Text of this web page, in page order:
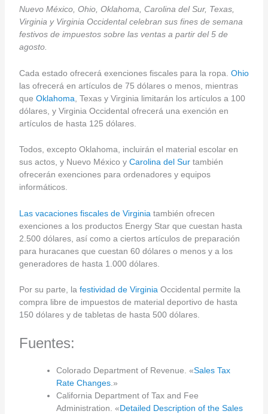
Nuevo México, Ohio, Oklahoma, Carolina del Sur, Texas,
Virginia y Virginia Occidental celebran sus fines de semana
festivos de impuestos sobre las ventas a partir del 5 de
agosto.
Cada estado ofrecerá exenciones fiscales para la ropa. Ohio
las ofrecerá en artículos de 75 dólares o menos, mientras
que Oklahoma , Texas y Virginia limitarán los artículos a 100
dólares, y Virginia Occidental ofrecerá una exención en
artículos de hasta 125 dólares.
Todos, excepto Oklahoma, incluirán el material escolar en
sus actos, y Nuevo México y Carolina del Surtambién
ofrecerán exenciones para ordenadores y equipos
informáticos.
Las vacaciones fiscales de Virginia también ofrecen
exenciones a los productos Energy Star que cuestan hasta
2.500 dólares, así como a ciertos artículos de preparación
para huracanes que cuestan 60 dólares o menos y a los
generadores de hasta 1.000 dólares.
Por su parte, la festividad de Virginia Occidental permite la
compra libre de impuestos de material deportivo de hasta
150 dólares y de tabletas de hasta 500 dólares.
Fuentes:
Colorado Department of Revenue. «Sales Tax
Rate Changes.»
California Department of Tax and Fee
Administration. «Detailed Description of the Sales